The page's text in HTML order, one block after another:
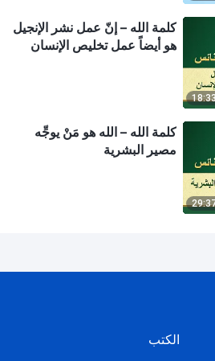
كلمة الله – إنّ عمل نشر الإنجيل
هو أيضاً عمل تخليص الإنسان
كلمة الله – الله هو مَنْ يوجِّه
مصير البشرية
الكتب